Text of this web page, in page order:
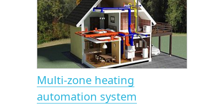
Multi-zone heating
automation system